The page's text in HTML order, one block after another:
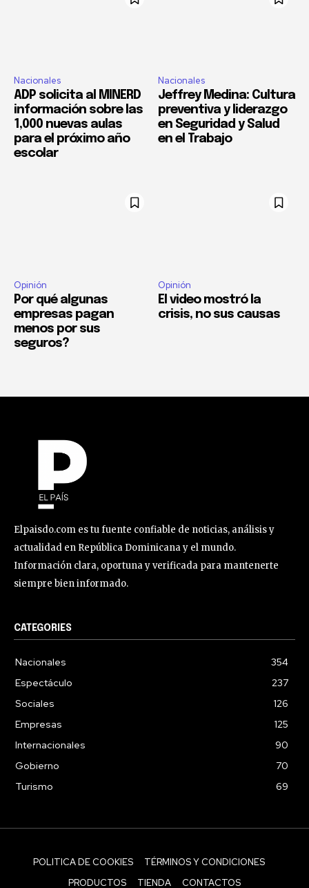
Nacionales
ADP solicita al MINERD
información sobre las
1,000 nuevas aulas
para el próximo año
escolar
Nacionales
Jeffrey Medina: Cultura
preventiva y liderazgo
en Seguridad y Salud
en el Trabajo
Opinión
Por qué algunas
empresas pagan
menos por sus
seguros?
Opinión
El video mostró la
crisis, no sus causas
Elpaisdo.com es tu fuente confiable de noticias, análisis y
actualidad en República Dominicana y el mundo.
Información clara, oportuna y verificada para mantenerte
siempre bien informado.
CATEGORIES
Nacionales
354
Espectáculo
237
Sociales
126
Empresas
125
Internacionales
90
Gobierno
70
Turismo
69
POLITICA DE COOKIES
TÉRMINOS Y CONDICIONES
PRODUCTOS
TIENDA CONTACTOS